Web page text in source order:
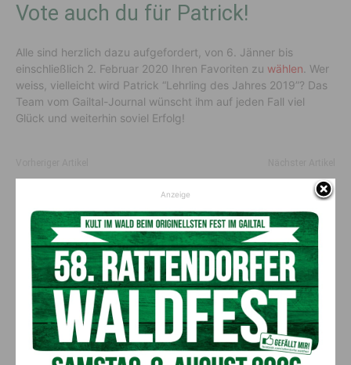
Vote auch du für Patrick!
Alle sind herzlich dazu aufgefordert, von 6. Jänner bis
einschließlich 2. Februar 2020 Ihren Favoriten zu wählen. Wer
weiss, vielleicht wird Patrick “Lehrling des Jahres 2019”? Das
Team vom Gailtal-Journal wünscht ihm auf jeden Fall viel
Glück und weiterhin soviel Erfolg!
Die AVS sucht Verstärkung!
AKTUELLES
„Sein Charakter bleibt unersetzbar“ –
Fußballverein nimmt Abschied
Aktuell 7. August 2026
Anzeige